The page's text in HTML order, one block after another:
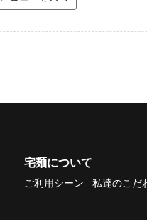
宅麺について
ご利用シーン 私達のこだ